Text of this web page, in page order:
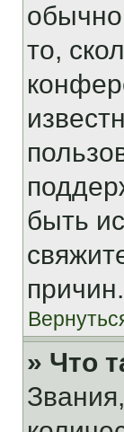
обычно
то,
быть
причин.
» Что